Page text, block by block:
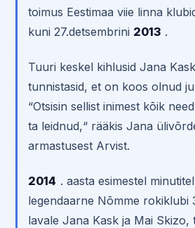
toimus Eestimaa viie linna
kuni 27.detsembrini 2013 .
Tuuri keskel kihlusid Jana
tunnistasid, et on koos olnud
“Otsisin sellist inimest kõik
ta leidnud,“ rääkis Jana
armastusest Arvist.
2014 . aasta esimestel
legendaarne Nõmme rokiklubi
lavale Jana Kask ja Mai Skizo,